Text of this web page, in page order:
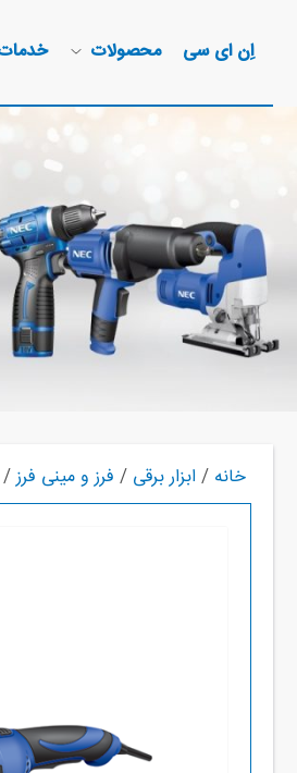
اِن ای سی محصولات
خانه / ابزار برقی / فرز و مینی فرز/